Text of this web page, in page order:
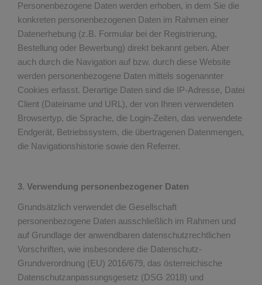
Personenbezogene Daten werden erhoben, in dem Sie die
konkreten personenbezogenen Daten im Rahmen einer
Datenerhebung (z.B. Formular bei der Registrierung,
Bestellung oder Bewerbung) direkt bekannt geben. Aber
auch durch die Navigation auf bzw. durch diese Website
werden personenbezogene Daten mittels sogenannter
Cookies erfasst. Derartige Daten sind die IP-Adresse, Datei
Client (Dateiname und URL), der von Ihnen verwendeten
Browsertyp, die Sprache, die Login-Zeiten, das verwendete
Endgerät, Betriebssystem, die übertragenen Datenmengen,
die Navigationshistorie sowie den Referrer.
3. Verwendung personenbezogener Daten
Grundsätzlich verwendet die Gesellschaft
personenbezogene Daten ausschließlich im Rahmen und
auf Grundlage der anwendbaren datenschutzrechtlichen
Vorschriften, wie insbesondere die Datenschutz-
Grundverordnung (EU) 2016/679, das österreichische
Datenschutzanpassungsgesetz (DSG 2018) und